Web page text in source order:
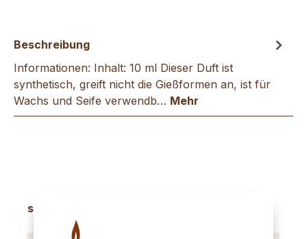
Beschreibung
Informationen: Inhalt: 10 ml Dieser Duft ist
synthetisch, greift nicht die Gießformen an, ist für
Wachs und Seife verwendb… Mehr
Produktgalerie überspringen
sinnvolles Zubehör